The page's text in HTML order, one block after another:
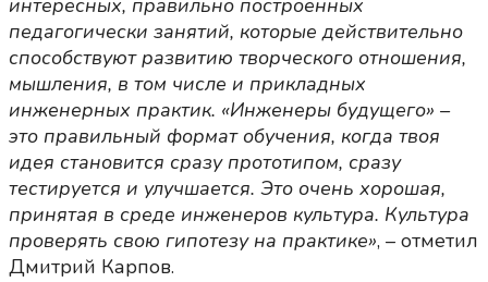
интересных, правильно построенных
педагогически занятий, которые действительно
способствуют развитию творческого отношения,
мышления, в том числе и прикладных
инженерных практик. «Инженеры будущего» –
это правильный формат обучения, когда твоя
идея становится сразу прототипом, сразу
тестируется и улучшается. Это очень хорошая,
принятая в среде инженеров культура. Культура
проверять свою гипотезу на практике», – отметил
Дмитрий Карпов.